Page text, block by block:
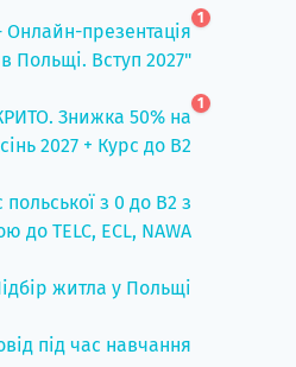
Онлайн-презентація
Польщі. Вступ 2027"
1
Знижка 50% на
2027 + Курс до B2
1
польської з 0 до B2 з
до TELC, ECL, NAWA
житла у Польщі
під час навчання